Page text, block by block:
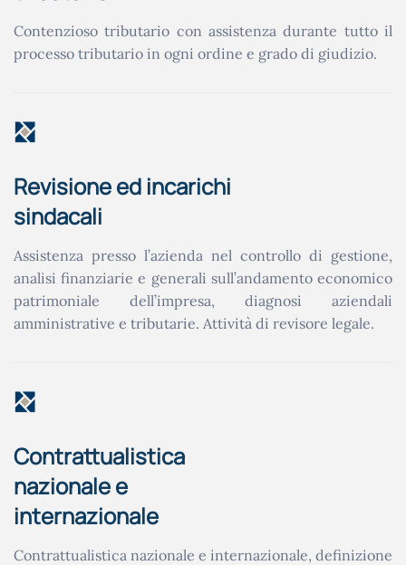
Contenzioso tributario con assistenza durante tutto il
processo tributario in ogni ordine e grado di giudizio.
Revisione ed incarichi
sindacali
Assistenza presso l’azienda nel controllo di gestione,
analisi finanziarie e generali sull’andamento economico
patrimoniale dell’impresa, diagnosi aziendali
amministrative e tributarie. Attività di revisore legale.
Contrattualistica
nazionale e
internazionale
Contrattualistica nazionale e internazionale, definizione